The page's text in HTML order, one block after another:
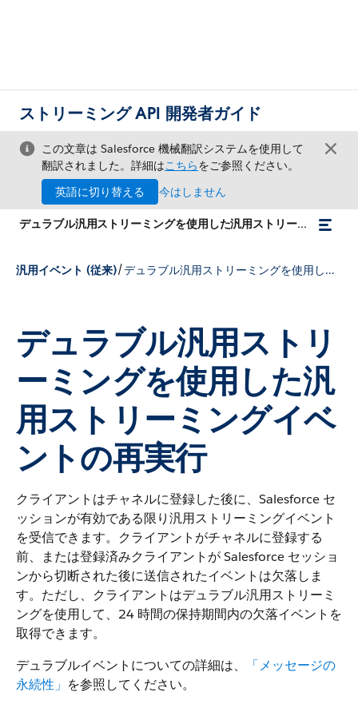
ストリーミング API 開発者ガイド
この文章は Salesforce 機械翻訳システムを使用して
翻訳されました。詳細はこちらをご参照ください。
英語に切り替える
今はしません
デュラブル汎用ストリーミングを使用した汎用ストリーミングイベントの再実行
汎用イベント (従来)/ デュラブル汎用ストリーミングを使用した汎用ストリーミングイベントの再実行
デュラブル汎用ストリ
ーミングを使用した汎
用ストリーミングイベ
ントの再実行
クライアントはチャネルに登録した後に、Salesforce セ
ッションが有効である限り汎用ストリーミングイベント
を受信できます。クライアントがチャネルに登録する
前、または登録済みクライアントが Salesforce セッショ
ンから切断された後に送信されたイベントは欠落しま
す。ただし、クライアントはデュラブル汎用ストリーミ
ングを使用して、24 時間の保持期間内の欠落イベントを
取得できます。
デュラブルイベントについての詳細は、
「メッセージの
永続性」 を参照してください。